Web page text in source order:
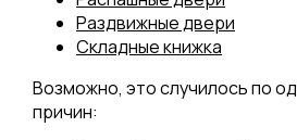
Раздвижные двери
Складные книжка
Возможно, это случилось по
причин: